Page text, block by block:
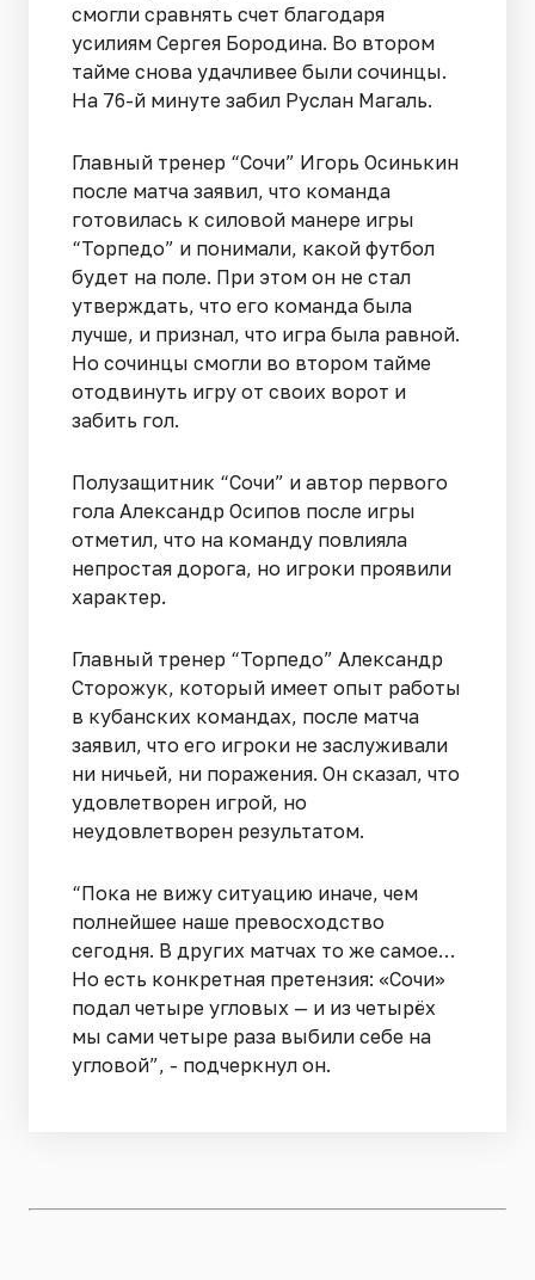
смогли сравнять счет благодаря
усилиям Сергея Бородина. Во втором
тайме снова удачливее были сочинцы.
На 76-й минуте забил Руслан Магаль.
Главный тренер “Сочи” Игорь Осинькин
после матча заявил, что команда
готовилась к силовой манере игры
“Торпедо” и понимали, какой футбол
будет на поле. При этом он не стал
утверждать, что его команда была
лучше, и признал, что игра была равной.
Но сочинцы смогли во втором тайме
отодвинуть игру от своих ворот и
забить гол.
Полузащитник “Сочи” и автор первого
гола Александр Осипов после игры
отметил, что на команду повлияла
непростая дорога, но игроки проявили
характер.
Главный тренер “Торпедо” Александр
Сторожук, который имеет опыт работы
в кубанских командах, после матча
заявил, что его игроки не заслуживали
ни ничьей, ни поражения. Он сказал, что
удовлетворен игрой, но
неудовлетворен результатом.
“Пока не вижу ситуацию иначе, чем
полнейшее наше превосходство
сегодня. В других матчах то же самое…
Но есть конкретная претензия: «Сочи»
подал четыре угловых — и из четырёх
мы сами четыре раза выбили себе на
угловой”, - подчеркнул он.